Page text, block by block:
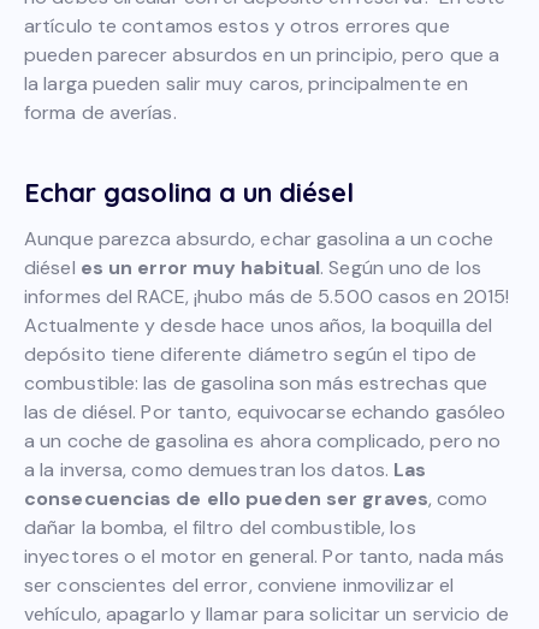
artículo te contamos estos y otros errores que
pueden parecer absurdos en un principio, pero que a
la larga pueden salir muy caros, principalmente en
forma de averías.
Echar gasolina a un diésel
Aunque parezca absurdo, echar gasolina a un coche
diésel es un error muy habitual. Según uno de los
informes del RACE, ¡hubo más de 5.500 casos en 2015!
Actualmente y desde hace unos años, la boquilla del
depósito tiene diferente diámetro según el tipo de
combustible: las de gasolina son más estrechas que
las de diésel. Por tanto, equivocarse echando gasóleo
a un coche de gasolina es ahora complicado, pero no
a la inversa, como demuestran los datos. Las
consecuencias de ello pueden ser graves, como
dañar la bomba, el filtro del combustible, los
inyectores o el motor en general. Por tanto, nada más
ser conscientes del error, conviene inmovilizar el
vehículo, apagarlo y llamar para solicitar un servicio de